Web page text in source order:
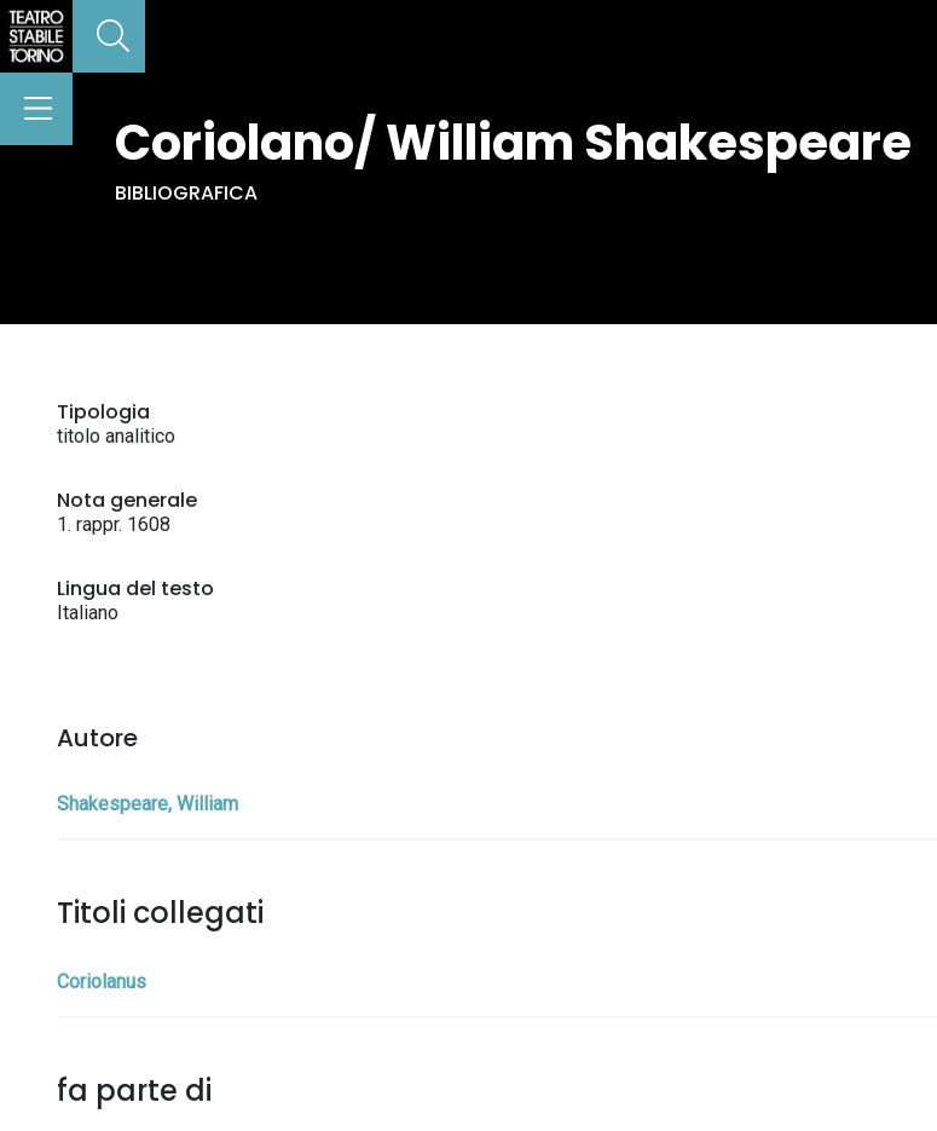
Coriolano/ William Shakespeare
BIBLIOGRAFICA
Tipologia
titolo analitico
Nota generale
1. rappr. 1608
Lingua del testo
Italiano
Autore
Shakespeare, William
Titoli collegati
Coriolanus
fa parte di